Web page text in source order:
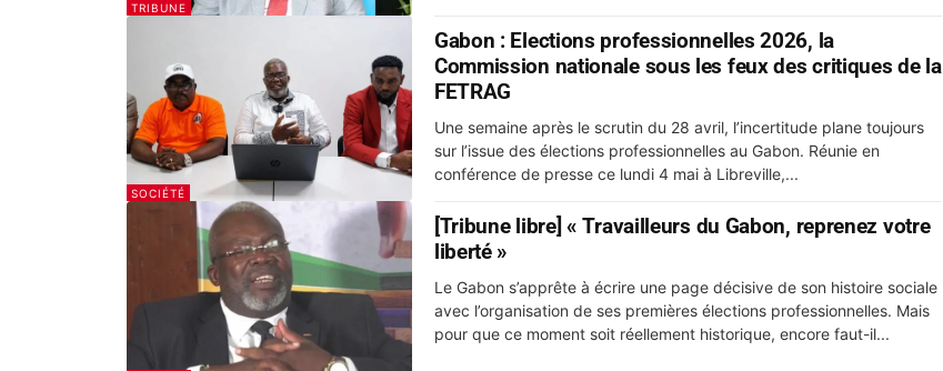
TRIBUNE
SOCIÉTÉ
Gabon : Elections professionnelles 2026, la
Commission nationale sous les feux des critiques de la
FETRAG
Une semaine après le scrutin du 28 avril, l’incertitude plane toujours
sur l’issue des élections professionnelles au Gabon. Réunie en
conférence de presse ce lundi 4 mai à Libreville,...
[Tribune libre] « Travailleurs du Gabon, reprenez votre
liberté »
Le Gabon s’apprête à écrire une page décisive de son histoire sociale
avec l’organisation de ses premières élections professionnelles. Mais
pour que ce moment soit réellement historique, encore faut-il...